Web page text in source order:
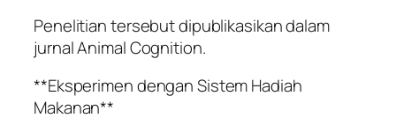
Penelitian tersebut dipublikasikan dalam
jurnal Animal Cognition.
**Eksperimen dengan Sistem Hadiah
Makanan**